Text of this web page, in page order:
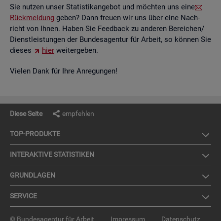
Sie nut­zen unser Sta­tis­tik­an­ge­bot und möch­ten uns eine
Rück­mel­dung geben? Dann freu­en wir uns über eine Nach­
richt von Ihnen. Haben Sie Feed­back zu an­de­ren Be­rei­chen/
Dienst­leis­tun­gen der Bun­des­agen­tur für Ar­beit, so kön­nen Sie
die­ses
hier wei­ter­ge­ben.
Vie­len Dank für Ihre An­re­gun­gen!
Diese Seite empfehlen
TOP-PRO­DUK­TE
IN­TER­AK­TI­VE STA­TIS­TI­KEN
GRUND­LA­GEN
SER­VICE
© Bundesagentur für Arbeit Impressum Datenschutz